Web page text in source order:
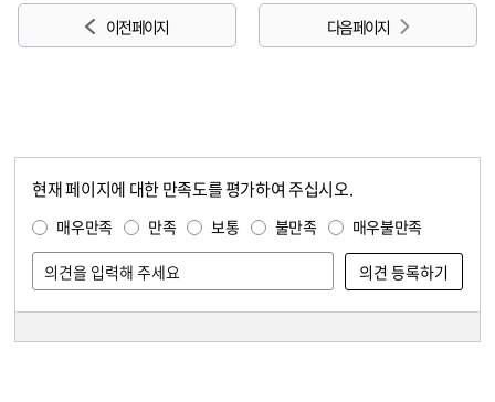
이전 페이지 다음 페이지
현재 페이지에 대한 만족도를 평가하여 주십시오.
매우만족 만족 보통 불만족 매우불만족